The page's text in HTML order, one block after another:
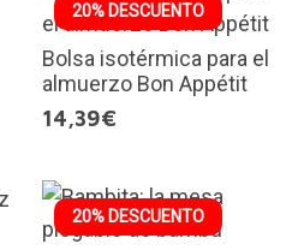
20% DESCUENTO
Bolsa isotérmica para el
almuerzo Bon Appétit
14,39€
20% DESCUENTO